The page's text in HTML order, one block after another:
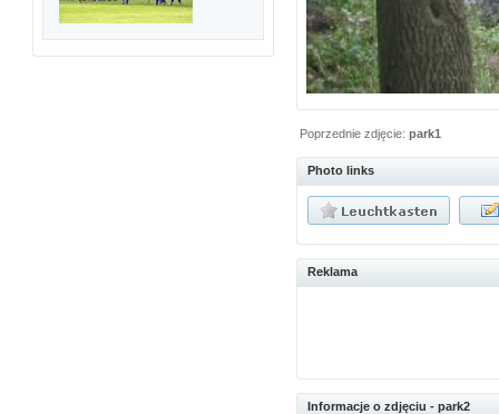
Poprzednie zdjęcie:park1
Photo links
Reklama
Informacje o zdjęciu - park2